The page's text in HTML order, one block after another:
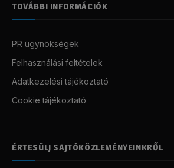
TOVÁBBI INFORMÁCIÓK
PR ügynökségek
Felhasználási feltételek
Adatkezelési tájékoztató
Cookie tájékoztató
ÉRTESÜLJ SAJTÓKÖZLEMÉNYEINKRŐL